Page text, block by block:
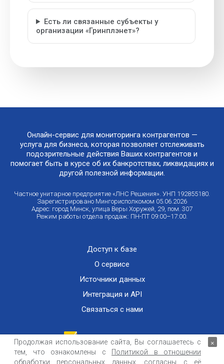
Есть ли связанные субъекты у
организации «Гринплэнет»?
Онлайн-сервис для мониторинга контрагентов —
услуга для бизнеса, которая позволяет отслеживать
подозрительные действия Ваших контрагентов и
помогает быть в курсе об их банкротствах, ликвидациях и
другой полезной информации.
Частное унитарное предприятие «ЛНС Решения». УНП 192855180.
Зарегистрировано Мингорисполкомом 05.06.2026
Адрес: город Минск, улица Веры Хоружей, 29, пом. 307
Режим работы отдела продаж: ПН-ПТ 09:00–17:00.
Доступ к базе
О сервисе
Источники данных
Интеграция и API
Связаться с нами
Публичный договор оказания информационных услуг
ООО «Контемпорари» не несет ответственности за достоверность информации,
получаемой из открытых источников и от третьих лиц.
Продолжая использование сайта, Вы соглашаетесь с
тем, что ознакомлены с
Политикой в отношении
обработки персональных данных , согласны с её
×